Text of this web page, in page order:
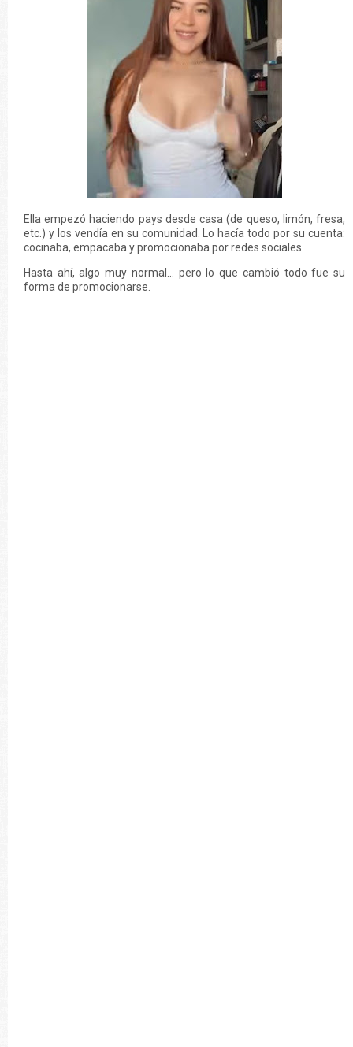
Ella empezó haciendo pays desde casa (de queso, limón, fresa,
etc.) y los vendía en su comunidad. Lo hacía todo por su cuenta:
cocinaba, empacaba y promocionaba por redes sociales.
Hasta ahí, algo muy normal… pero lo que cambió todo fue su
forma de promocionarse.